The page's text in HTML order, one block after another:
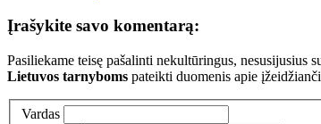
Įrašykite savo komentarą:
Pasiliekame teisę pašalinti nekultūringus, nesusijusius
Lietuvos tarnyboms pateikti duomenis apie
Vardas